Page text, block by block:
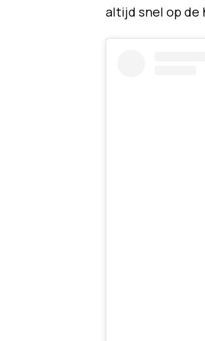
altijd snel op de